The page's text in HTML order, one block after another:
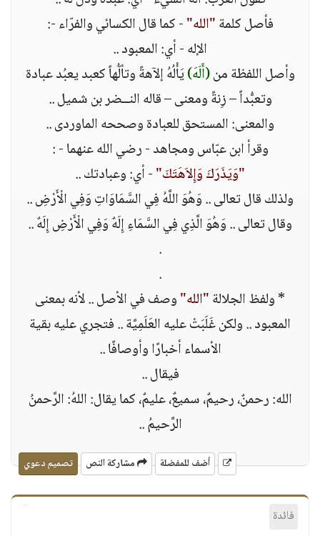
فأصل كلمة"الله"- كما قال الكسائي والفرّاء -:
الإله - أي: المعبود ..
وأصل اللفظة من(أَلَهَ)يَأْلُهُ إلآهةً وتألُّهاً كعبد يعبُد عبادة
وتعبُّداً – زِنةً ومعنى – قاله النــضر بن شميل ..
والمعنى: المستحق للعبادة وصححه الماوردى ..
وقرأ ابن عبّاس ومجاهد - رضي الله عنهما - :
"وَيَذَرَكَ وَإِلاَهَتَكَ"- أي: وعبادتك ..
ولذلك قال تعالى .. وَهُوَ اللَّهُ فِي السَّمَاوَاتِ وَفِي الْأَرْضِ ..
وقال تعالى .. وَهُوَ الَّذِي فِي السَّمَاءِ إِلَهٌ وَفِي الْأَرْضِ إِلَهٌ ..
.
.
* ولفظ الجلالة"الله"وصف في الأصل .. لأنه بمعنى
المعبود .. ولكن غَلَبَتْ عليه العَلَمِيَّة .. فتجري عليه بقية
الأسماء أخبارًا وأوصافًا ..
فيقال ..
الله: رحمنٌ، رحيمٌ، سميعٌ، عليمٌ، كما يقال: اللهُ: الرَّحمنُ
الرَّحيمُ ..
أضف للمفضلة مشاركة النص تصميم دعوي
فائدة